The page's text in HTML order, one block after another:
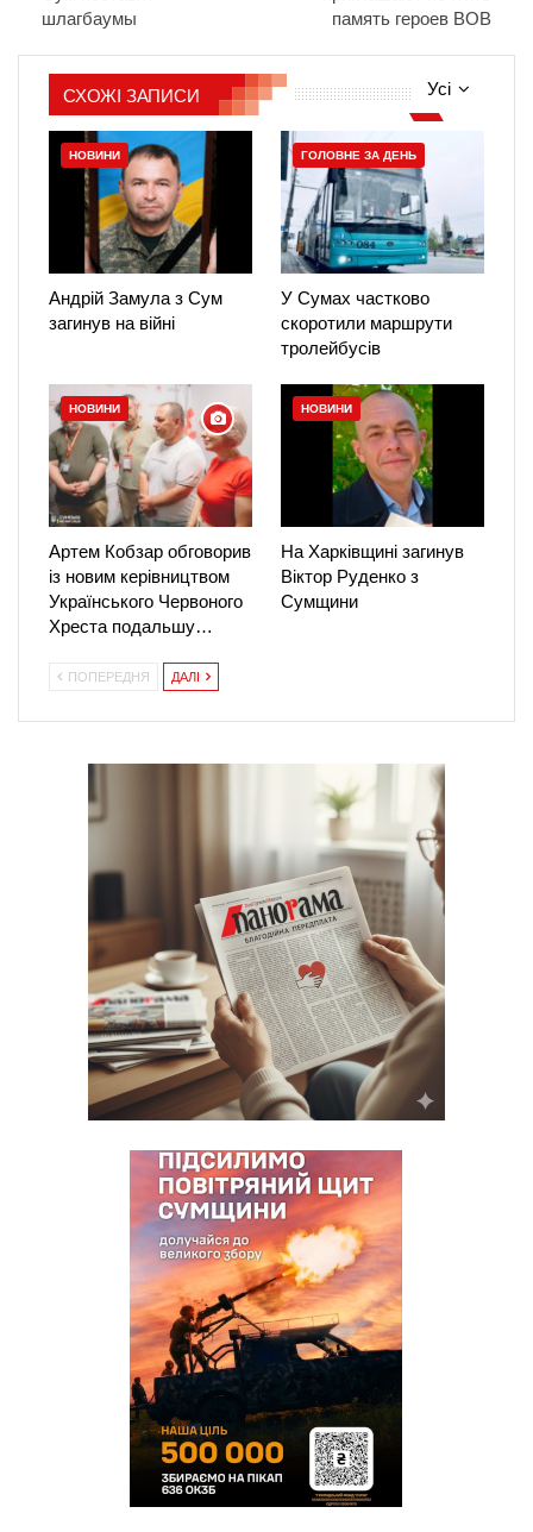
шлагбаумы
память героев ВОВ
Усі
СХОЖІ ЗАПИСИ
НОВИНИ
Андрій Замула з Сум
загинув на війні
ГОЛОВНЕ ЗА ДЕНЬ
У Сумах частково
скоротили маршрути
тролейбусів
НОВИНИ
Артем Кобзар обговорив
із новим керівництвом
Українського Червоного
Хреста подальшу…
НОВИНИ
На Харківщині загинув
Віктор Руденко з
Сумщини
ПОПЕРЕДНЯ ДАЛІ